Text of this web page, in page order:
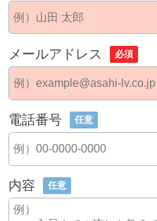
メールアドレス 必須
電話番号 任意
内容 任意